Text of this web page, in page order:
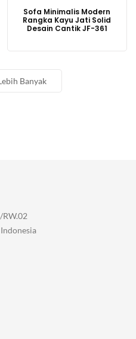
Sofa Minimalis Modern
Rangka Kayu Jati Solid
Desain Cantik JF-361
Banyak
RW.02